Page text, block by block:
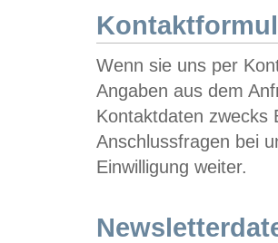
Wenn sie uns per
Angaben aus dem
Kontaktdaten zwecks
Anschlussfragen bei
Einwilligung weiter.